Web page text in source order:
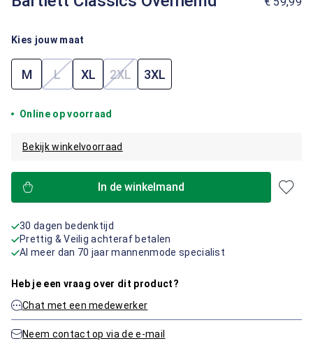
Kies jouw maat
M L(Deze optie is momenteel niet beschikbaar.)
XL 2XL(Deze optie is momenteel niet
3XL
Online op voorraad
Bekijk winkelvoorraad
In de winkelmand
30 dagen bedenktijd
Prettig & Veilig achteraf betalen
Al meer dan 70 jaar mannenmode specialist
Heb je een vraag over dit product?
Chat met een medewerker
Neem contact op via de e-mail